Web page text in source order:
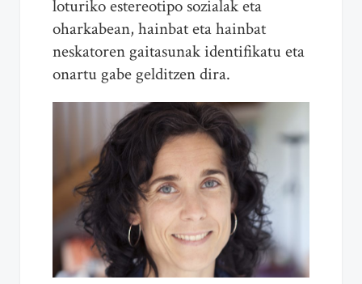
loturiko estereotipo sozialak eta
oharkabean, hainbat eta hainbat
neskatoren gaitasunak identifikatu eta
onartu gabe gelditzen dira.